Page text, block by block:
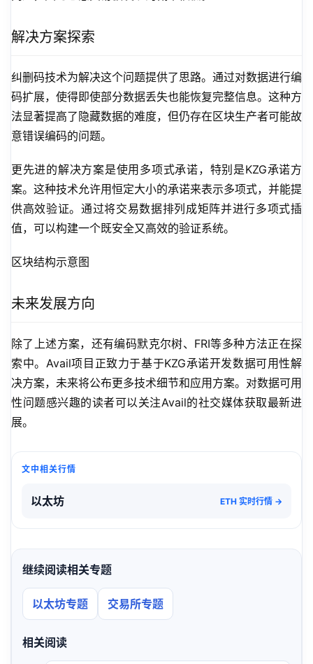
解决方案探索
纠删码技术为解决这个问题提供了思路。通过对数据进行编
码扩展，使得即使部分数据丢失也能恢复完整信息。这种方
法显著提高了隐藏数据的难度，但仍存在区块生产者可能故
意错误编码的问题。
更先进的解决方案是使用多项式承诺，特别是KZG承诺方
案。这种技术允许用恒定大小的承诺来表示多项式，并能提
供高效验证。通过将交易数据排列成矩阵并进行多项式插
值，可以构建一个既安全又高效的验证系统。
区块结构示意图
未来发展方向
除了上述方案，还有编码默克尔树、FRI等多种方法正在探
索中。Avail项目正致力于基于KZG承诺开发数据可用性解
决方案，未来将公布更多技术细节和应用方案。对数据可用
性问题感兴趣的读者可以关注Avail的社交媒体获取最新进
展。
文中相关行情
以太坊 ETH 实时行情 →
继续阅读相关专题
以太坊专题 交易所专题
相关阅读